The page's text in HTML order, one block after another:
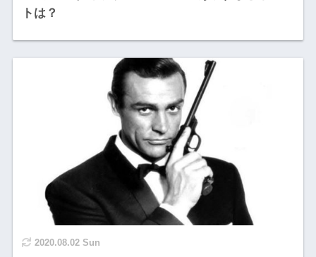
トは？
2020.08.02 Sun